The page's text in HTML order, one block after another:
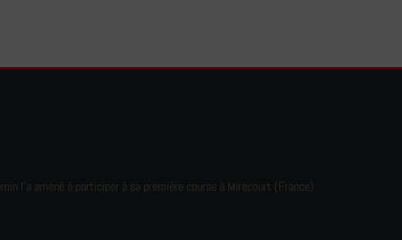
l'a amené à participer à sa première course à Mirecourt (France)